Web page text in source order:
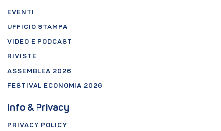
EVENTI
UFFICIO STAMPA
VIDEO E PODCAST
RIVISTE
ASSEMBLEA 2026
FESTIVAL ECONOMIA 2026
Info & Privacy
PRIVACY POLICY